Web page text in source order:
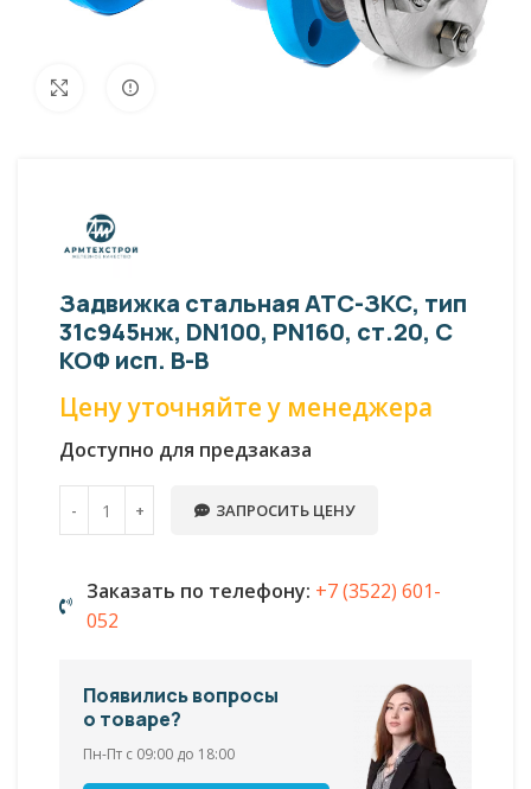
Увеличить
Задвижка стальная АТС-ЗКС, тип
31с945нж, DN100, PN160, ст.20, С
КОФ исп. В-В
Цену уточняйте у менеджера
Доступно для предзаказа
ЗАПРОСИТЬ ЦЕНУ
Заказать по телефону: +7 (3522) 601-
052
Появились вопросы
о товаре?
Пн-Пт с 09:00 до 18:00